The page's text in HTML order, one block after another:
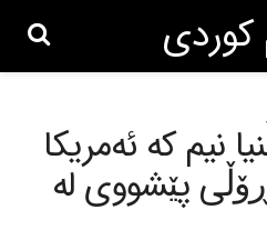
نیم کە ئەمریکا
ڕۆڵی پێشووی لە